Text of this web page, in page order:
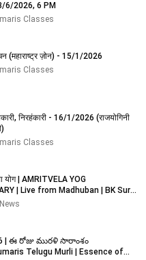
|| 13/6/2026, 6 PM
Classes
(महाराष्ट्र ज़ोन) - 15/1/2026
Classes
- 16/1/2026 (राजयोगिनी
Classes
योग | AMRITVELA YOG
| Live from Madhuban | BK Suraj
2026
| ఈ రోజు మురళి సారాంశం
Telugu Murli | Essence of